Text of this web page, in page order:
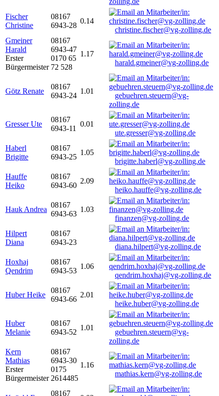
Fischer
Christine
08167
6943-28
0.14
christine.fischer@vg-zolling.de
Gmeiner
Harald
Erster
Bürgermeister
08167
6943-47
0170 65
72 528
1.17
harald.gmeiner@vg-zolling.de
Götz Renate
08167
6943-24
1.01
gebuehren.steuern@vg-
zolling.de
Gresser Ute
08167
6943-11
0.01
ute.gresser@vg-zolling.de
Haberl
Brigitte
08167
6943-25
1.05
brigitte.haberl@vg-zolling.de
Hauffe
Heiko
08167
6943-60
2.09
heiko.hauffe@vg-zolling.de
Hauk Andrea
08167
6943-63
1.03
finanzen@vg-zolling.de
Hilpert
Diana
08167
6943-23
diana.hilpert@vg-zolling.de
Hoxhaj
Qendrim
08167
6943-53
1.06
qendrim.hoxhaj@vg-zolling.de
Huber Heike
08167
6943-66
2.01
heike.huber@vg-zolling.de
Huber
Melanie
08167
6943-52
1.01
gebuehren.steuern@vg-
zolling.de
Kern
Mathias
Erster
Bürgermeister
08167
6943-30
0175
2614485
1.16
mathias.kern@vg-zolling.de
08167